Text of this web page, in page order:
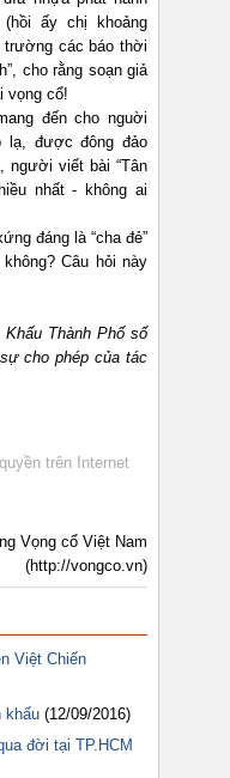
ấy chị khoảng
trường các báo thời
cho rằng soạn giả
vọng cổ!
đến cho nguời
lạ, được đông đảo
người viết bài “Tân
nhất - không ai
đáng là “cha đẻ”
không? Câu hỏi này
Thành Phố số
cho phép của tác
trên Internet
Vọng cổ Việt Nam
(http://vongco.vn)
Việt Chiến
khấu (12/09/2016)
đời tại TP.HCM